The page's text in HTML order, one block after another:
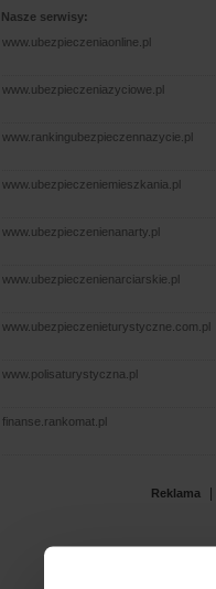
Nasze serwisy:
www.ubezpieczeniaonline.pl
www.ubezpieczeniazyciowe.pl
www.rankingubezpieczennazycie.pl
www.ubezpieczeniemieszkania.pl
www.ubezpieczenienanarty.pl
www.ubezpieczenienarciarskie.pl
www.ubezpieczenieturystyczne.com.pl
www.polisaturystyczna.pl
finanse.rankomat.pl
Reklama